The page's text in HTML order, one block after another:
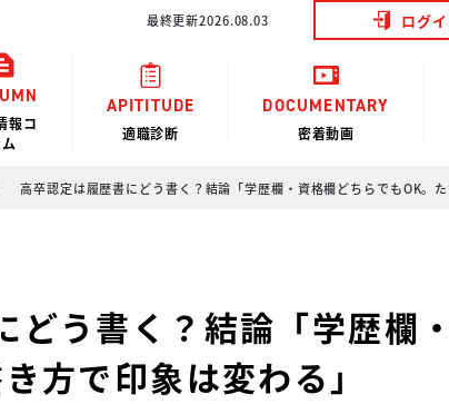
最終更新2026.08.03 ログ
報コ
APITITUDE
適職診断
DOCUMENTARY
密着動画
高卒認定は履歴書にどう書く？結論「学歴欄・資格欄どちらでもOK。た
どう書く？結論「学歴欄
方で印象は変わる」